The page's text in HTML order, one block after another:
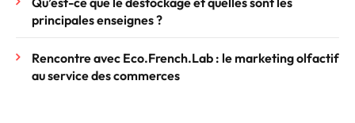
principales enseignes ?
Rencontre avec Eco.French.Lab : le marketing olfactif
au service des commerces